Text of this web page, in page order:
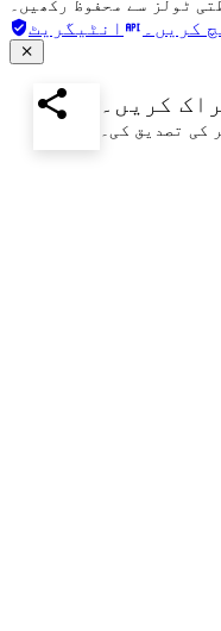
ٹولز سے محفوظ رکھیں۔
کریں۔
کریں۔
کی تصدیق کی۔